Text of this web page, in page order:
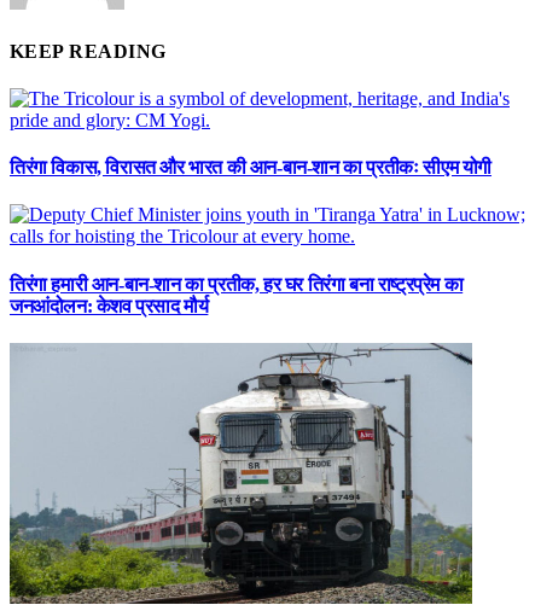
KEEP READING
तिरंगा विकास, विरासत और भारत की आन-बान-शान का प्रतीकः सीएम योगी
तिरंगा हमारी आन-बान-शान का प्रतीक, हर घर तिरंगा बना राष्ट्रप्रेम का
जनआंदोलन: केशव प्रसाद मौर्य